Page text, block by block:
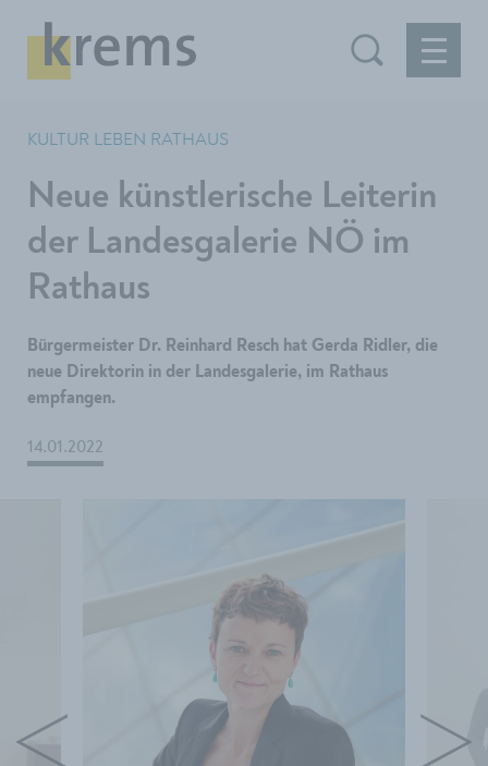
KULTUR LEBEN RATHAUS
Neue künstlerische Leiterin
der Landesgalerie NÖ im
Rathaus
Bürgermeister Dr. Reinhard Resch hat Gerda Ridler, die
neue Direktorin in der Landesgalerie, im Rathaus
empfangen.
14.01.2022